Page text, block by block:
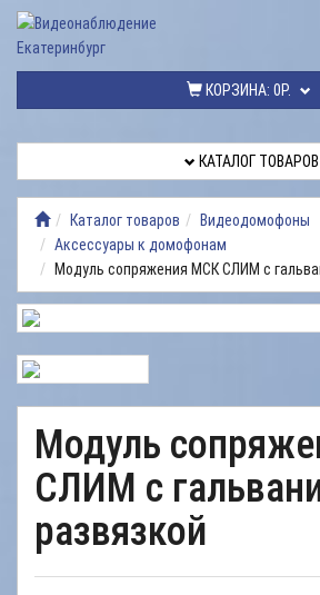
КОРЗИНА: 0Р.
ТОВАРОВ
ВИДЕОНАБЛЮДЕНИЯ
РЕМОНТ
ВИДЕОНАБЛЮДЕНИЯ
УСЛУГИ
ДОСТАВКА
РАБОТЫ
КОНТАКТЫ
КАТАЛОГ ТОВАРОВ
Каталог товаров
Видеодомофоны
Аксессуары к домофонам
Модуль сопряжения МСК СЛИМ с
Модуль
СЛИМ с
развязкой